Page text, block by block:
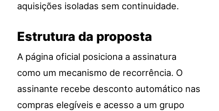
aquisições isoladas sem continuidade.
Estrutura da proposta
A página oficial posiciona a assinatura
como um mecanismo de recorrência. O
assinante recebe desconto automático nas
compras elegíveis e acesso a um grupo